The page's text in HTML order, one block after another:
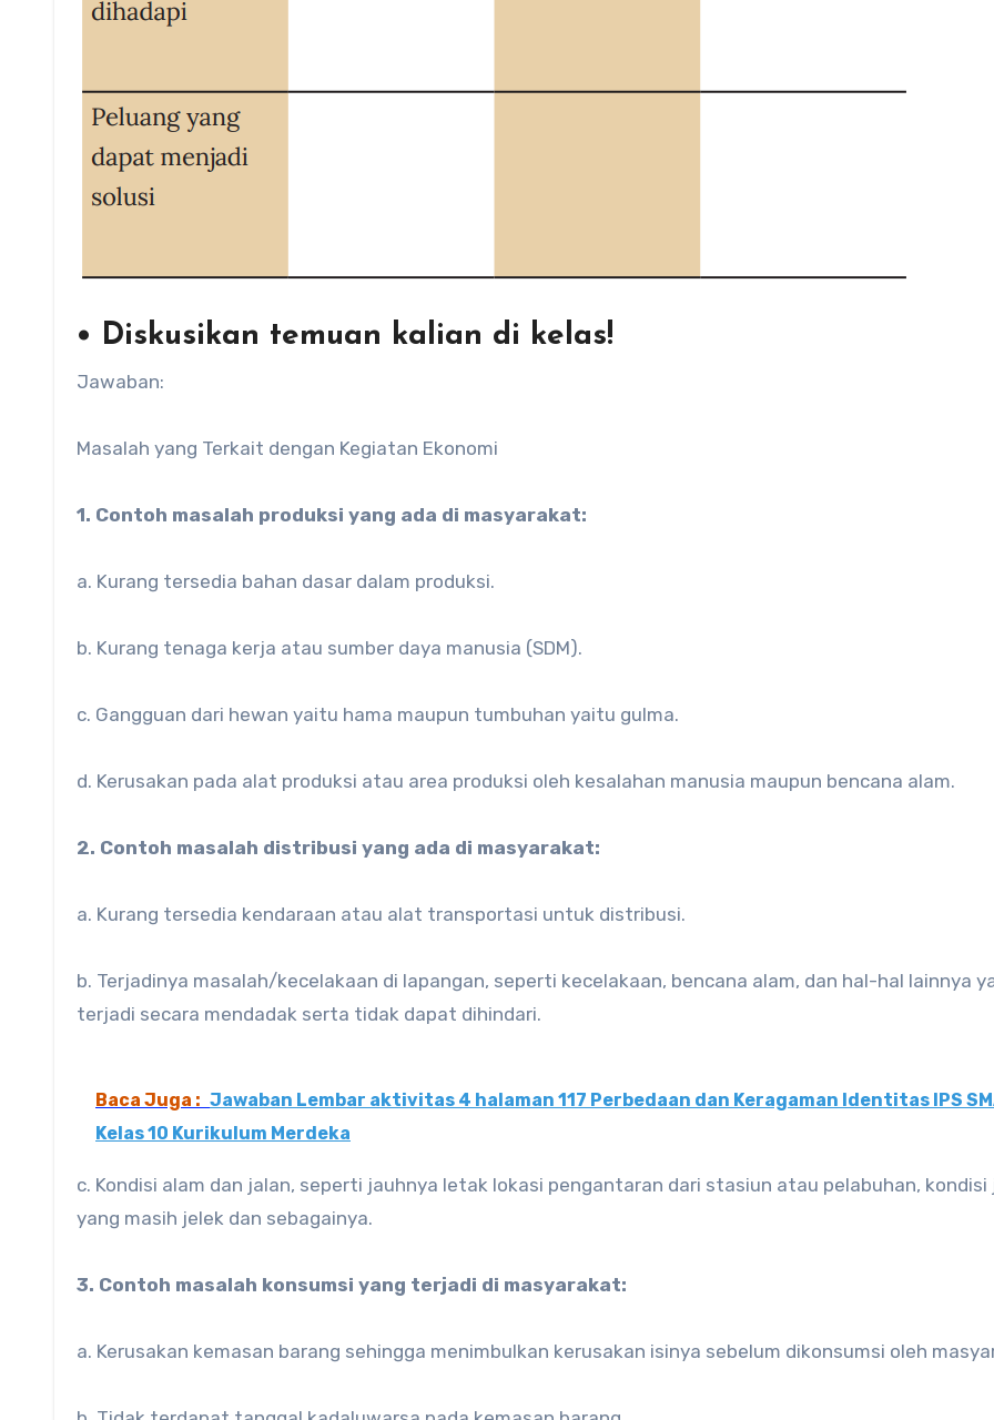
• Diskusikan temuan kalian di kelas!
Jawaban:
Masalah yang Terkait dengan Kegiatan Ekonomi
1. Contoh masalah produksi yang ada di masyarakat:
a. Kurang tersedia bahan dasar dalam produksi.
b. Kurang tenaga kerja atau sumber daya manusia (SDM).
c. Gangguan dari hewan yaitu hama maupun tumbuhan yaitu gulma.
d. Kerusakan pada alat produksi atau area produksi oleh kesalahan manusia maupun bencana alam.
2. Contoh masalah distribusi yang ada di masyarakat:
a. Kurang tersedia kendaraan atau alat transportasi untuk distribusi.
b. Terjadinya masalah/kecelakaan di lapangan, seperti kecelakaan, bencana alam, dan hal-hal lainnya
terjadi secara mendadak serta tidak dapat dihindari.
Baca Juga : Jawaban Lembar aktivitas 4 halaman 117 Perbedaan dan Keragaman Identitas IPS
Kelas 10 Kurikulum Merdeka
c. Kondisi alam dan jalan, seperti jauhnya letak lokasi pengantaran dari stasiun atau pelabuhan, kondisi
yang masih jelek dan sebagainya.
3. Contoh masalah konsumsi yang terjadi di masyarakat:
a. Kerusakan kemasan barang sehingga menimbulkan kerusakan isinya sebelum dikonsumsi oleh